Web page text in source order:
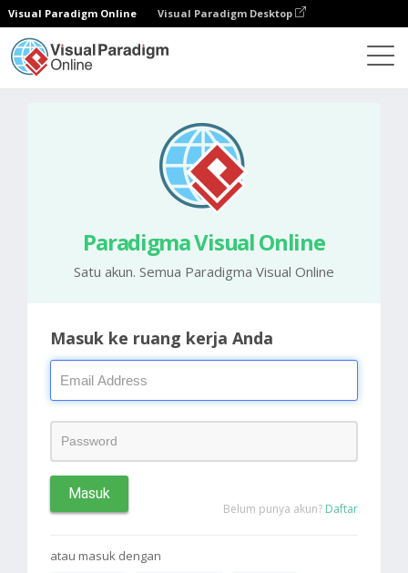
Visual Paradigm Online Visual Paradigm Desktop
Paradigma Visual Online
Satu akun. Semua Paradigma Visual Online
Masuk ke ruang kerja Anda
Masuk
Belum punya akun? Daftar
atau masuk dengan